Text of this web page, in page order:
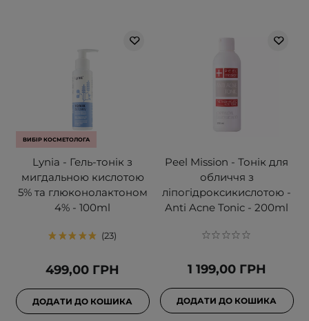
ВИБІР КОСМЕТОЛОГА
Lynia - Гель-тонік з
мигдальною кислотою
5% та глюконолактоном
4% - 100ml
23
499,00 ГРН
ДОДАТИ ДО КОШИКА
Peel Mission - Тонік для
обличчя з
ліпогідроксикислотою -
Anti Acne Tonic - 200ml
1 199,00 ГРН
ДОДАТИ ДО КОШИКА